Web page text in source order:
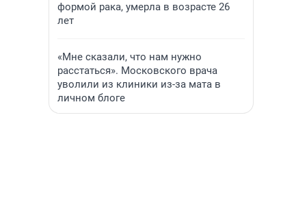
формой рака, умерла в возрасте 26
лет
«Мне сказали, что нам нужно
расстаться». Московского врача
уволили из клиники из-за мата в
личном блоге